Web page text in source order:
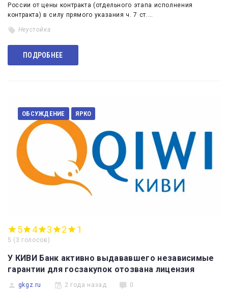
России от цены контракта (отдельного этапа исполнения
контракта) в силу прямого указания ч. 7 ст.…
Неустойка
ПОДРОБНЕЕ
ОБСУЖДЕНИЕ ЯРКО
5 4 3 2 1
5 ( 3 голосов )
У КИВИ Банк активно выдававшего независимые
гарантии для госзакупок отозвана лицензия
gkgz.ru 2 года назад 0